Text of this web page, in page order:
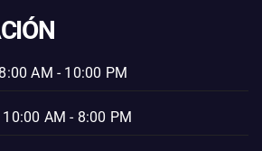
AM - 10:00 PM
10:00 AM - 8:00 PM